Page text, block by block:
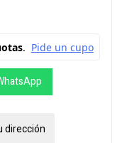
dirección